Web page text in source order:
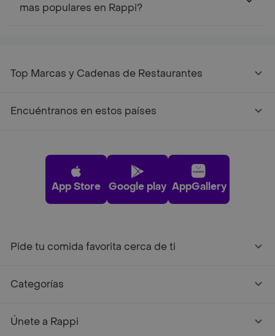
mas populares en Rappi?
Top Marcas y Cadenas de Restaurantes
Encuéntranos en estos países
App Store Google play AppGallery
Pide tu comida favorita cerca de ti
Categorías
Únete a Rappi